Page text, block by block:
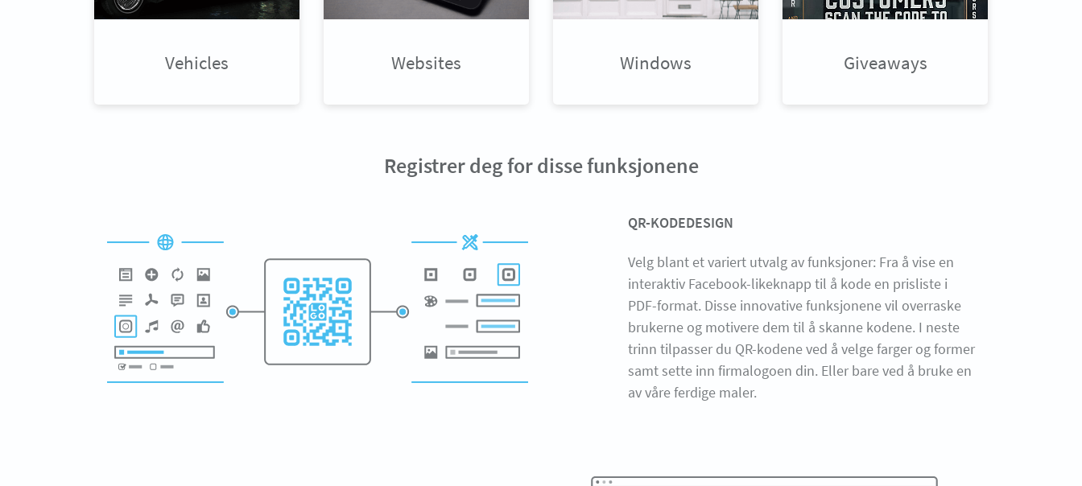
Vehicles Websites Windows Giveaways
Registrer deg for disse funksjonene
QR-KODEDESIGN
Velg blant et variert utvalg av funksjoner: Fra å vise en
interaktiv Facebook-likeknapp til å kode en prisliste i
PDF-format. Disse innovative funksjonene vil overraske
brukerne og motivere dem til å skanne kodene. I neste
trinn tilpasser du QR-kodene ved å velge farger og former
samt sette inn firmalogoen din. Eller bare ved å bruke en
av våre ferdige maler.